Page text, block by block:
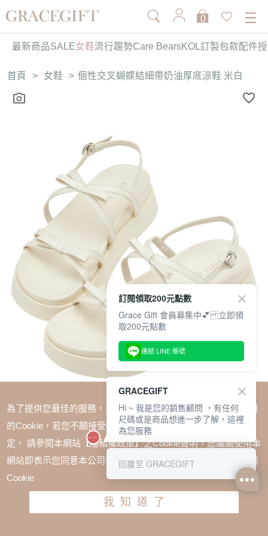
0
最新商品SALE女鞋流行趨勢Care BearsKOL訂製包款配件
首頁 > 女鞋 > 個性交叉蝴蝶結細帶奶油厚底涼鞋 米白
SALE
1+1=$1488(無法單退)
個性交叉蝴蝶結細帶奶油厚底涼鞋 米白
TWD $1980 TWD $1380
尺寸參考表
為了提供您最佳的服務，本網站會在您的電腦中放置並取用我們
的Cookie，若您不願接受Cookie時應如何變更電腦的Cookie設
定， 請參閱本網站【隱私權政策】之Cookie聲明，您繼續使用本
網站即表示您同意本公司得按本網站使用條款之Cookie聲明使用
Cookie
我知道了
訂閱領取200元點數
Grace Gift 會員募集中💕 立即領
取200元點數
連結 LINE 帳號
GRACEGIFT
Hi ~ 我是您的銷售顧問 ，有任何
尺碼或是商品想進一步了解，這裡
為您服務
回覆至 GRACEGIFT